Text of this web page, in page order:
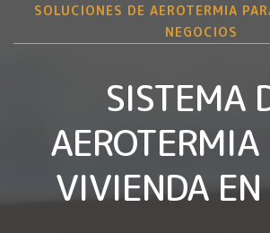
SOLUCIONES DE AEROTERMIA
NEGOCIOS
SISTEMA
AEROTERMIA
VIVIENDA EN